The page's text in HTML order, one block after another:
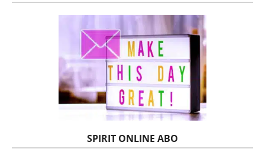
SPIRIT ONLINE ABO